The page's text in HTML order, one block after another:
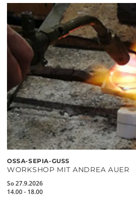
OSSA-SEPIA-GUSS
WORKSHOP MIT ANDREA AUER
So 27.9.2026
14.00 - 18.00